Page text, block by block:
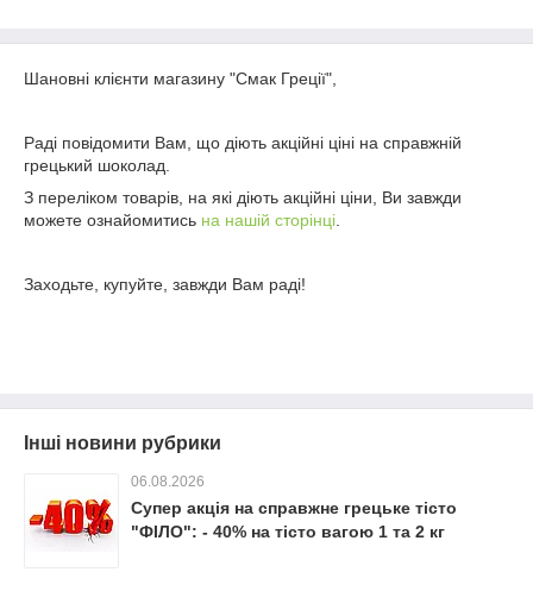
Шановні клієнти магазину "Смак Греції",
Раді повідомити Вам, що діють акційні ціні на справжній
грецький шоколад.
З переліком товарів, на які діють акційні ціни, Ви завжди
можете ознайомитись на нашій сторінці
Заходьте, купуйте, завжди Вам раді!
Інші новини рубрики
06.08.2026
Супер акція на справжне грецьке тісто
"ФІЛО": - 40% на тісто вагою 1 та 2 кг